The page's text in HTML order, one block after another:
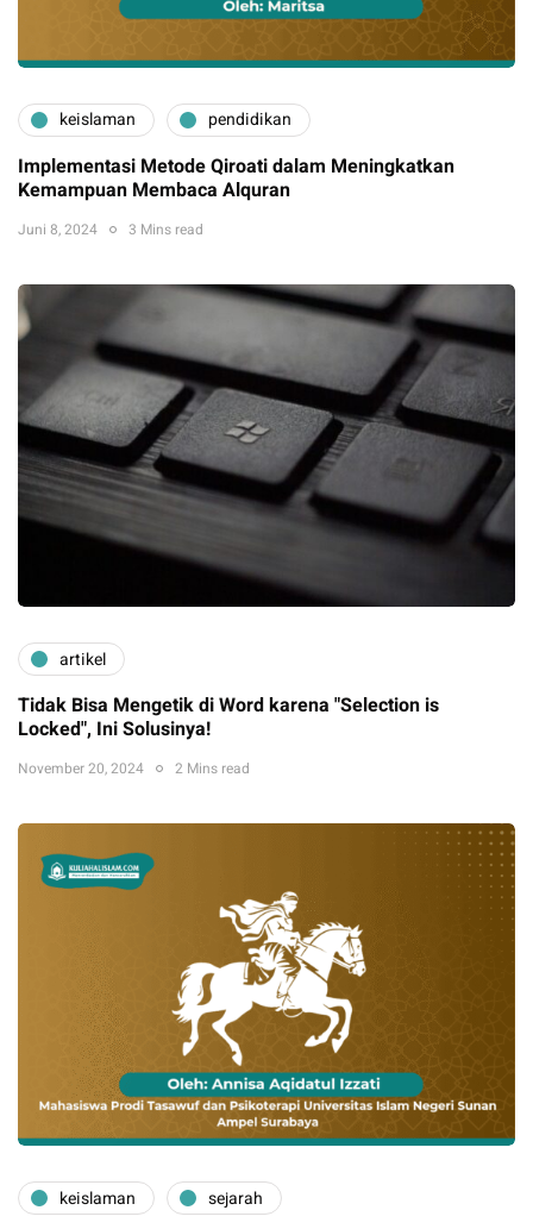
keislaman pendidikan
Implementasi Metode Qiroati dalam Meningkatkan
Kemampuan Membaca Alquran
Juni 8, 2024 3 Mins read
artikel
Tidak Bisa Mengetik di Word karena "Selection is
Locked", Ini Solusinya!
November 20, 2024 2 Mins read
keislaman sejarah